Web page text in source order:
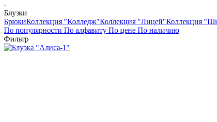
-
Блузки
БрюкиКоллекция "Колледж"Коллекция "Лицей"Коллекция
По популярности По алфавиту По цене По наличию
Фильтр